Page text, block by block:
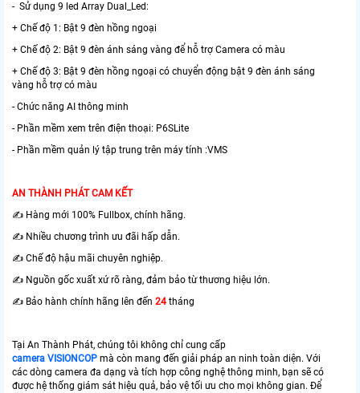
- Sử dụng 9 led Array Dual_Led:
+ Chế độ 1: Bật 9 đèn hồng ngoại
+ Chế độ 2: Bật 9 đèn ánh sáng vàng để hỗ trợ Camera có màu
+ Chế độ 3: Bật 9 đèn hồng ngoại có chuyển động bật 9 đèn ánh sáng
vàng hỗ trợ có màu
- Chức năng AI thông minh
- Phần mềm xem trên điện thoại: P6SLite
- Phần mềm quản lý tập trung trên máy tính :VMS
AN THÀNH PHÁT CAM KẾT
✍️ Hàng mới 100% Fullbox, chính hãng.
✍️ Nhiều chương trình ưu đãi hấp dẫn.
✍️ Chế độ hậu mãi chuyên nghiệp.
✍️ Nguồn gốc xuất xứ rõ ràng, đảm bảo từ thương hiệu lớn.
✍️ Bảo hành chính hãng lên đến 24 tháng
Tại An Thành Phát, chúng tôi không chỉ cung cấp
camera VISIONCOP mà còn mang đến giải pháp an ninh toàn diện. Với
các dòng camera đa dạng và tích hợp công nghệ thông minh, bạn sẽ có
được hệ thống giám sát hiệu quả, bảo vệ tối ưu cho mọi không gian. Để